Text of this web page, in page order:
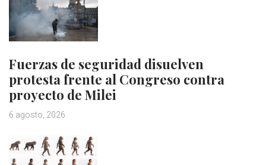
Fuerzas de seguridad disuelven
protesta frente al Congreso contra
proyecto de Milei
6 agosto, 2026